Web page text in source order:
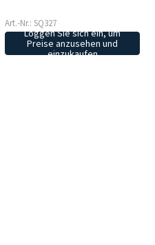
Art.-Nr.: SQ327
Loggen Sie sich ein, um
Preise anzusehen und
einzukaufen